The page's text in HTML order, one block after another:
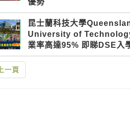
優勢
昆士蘭科技大學
University of
業率高達95% 即睇DSE入
上一頁